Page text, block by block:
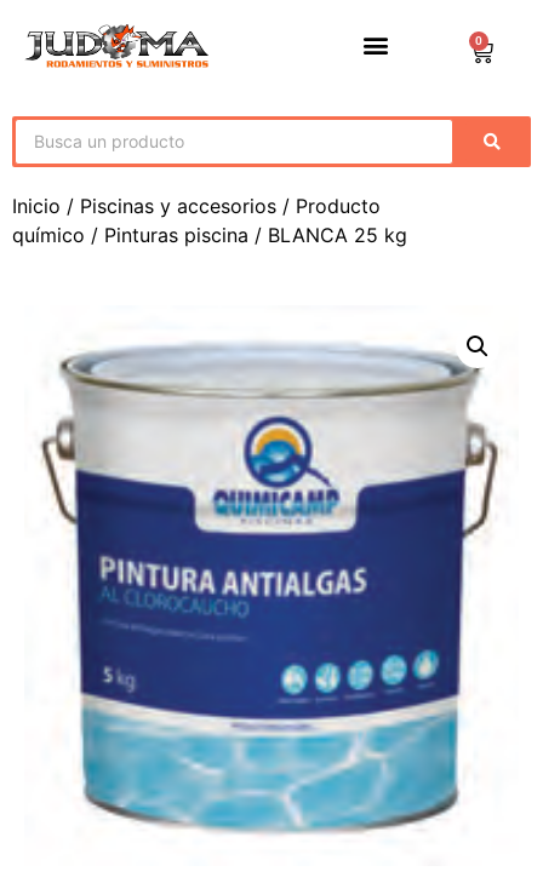
0
Inicio / Piscinas y accesorios / Producto
químico / Pinturas piscina / BLANCA 25 kg